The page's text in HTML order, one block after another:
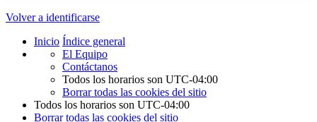
Volver a identificarse
Inicio Índice general
El Equipo
Contáctanos
Todos los horarios son UTC-04:00
Borrar todas las cookies del sitio
Todos los horarios son UTC-04:00
Borrar todas las cookies del sitio